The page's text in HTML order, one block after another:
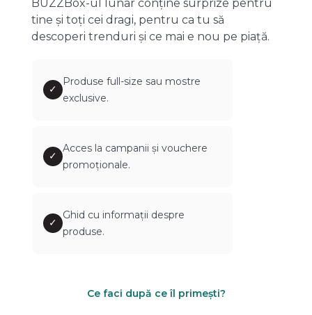
BUZZBox-ul lunar conține surprize pentru
tine și toți cei dragi, pentru ca tu să
descoperi trenduri și ce mai e nou pe piață.
✓
Produse full-size sau mostre
exclusive.
✓
Acces la campanii și vouchere
promoționale.
✓
Ghid cu informații despre
produse.
Ce faci după ce îl primești?